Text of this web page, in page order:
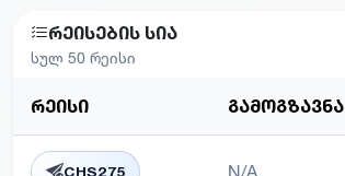
რეისების სია
სულ 50 რეისი
რეისი გამოგზავნა
CHS275 N/A